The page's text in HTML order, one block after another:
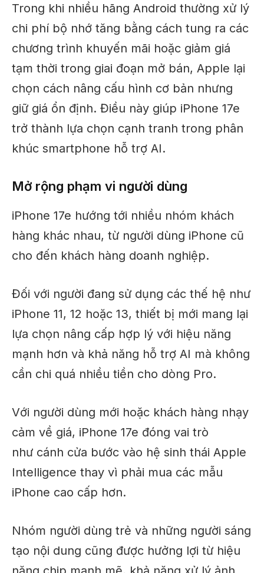
Trong khi nhiều hãng Android thường xử lý
chi phí bộ nhớ tăng bằng cách tung ra các
chương trình khuyến mãi hoặc giảm giá
tạm thời trong giai đoạn mở bán, Apple lại
chọn cách nâng cấu hình cơ bản nhưng
giữ giá ổn định. Điều này giúp iPhone 17e
trở thành lựa chọn cạnh tranh trong phân
khúc smartphone hỗ trợ AI.
Mở rộng phạm vi người dùng
iPhone 17e hướng tới nhiều nhóm khách
hàng khác nhau, từ người dùng iPhone cũ
cho đến khách hàng doanh nghiệp.
Đối với người đang sử dụng các thế hệ như
iPhone 11, 12 hoặc 13, thiết bị mới mang lại
lựa chọn nâng cấp hợp lý với hiệu năng
mạnh hơn và khả năng hỗ trợ AI mà không
cần chi quá nhiều tiền cho dòng Pro.
Với người dùng mới hoặc khách hàng nhạy
cảm về giá, iPhone 17e đóng vai trò
như cánh cửa bước vào hệ sinh thái Apple
Intelligence thay vì phải mua các mẫu
iPhone cao cấp hơn.
Nhóm người dùng trẻ và những người sáng
tạo nội dung cũng được hưởng lợi từ hiệu